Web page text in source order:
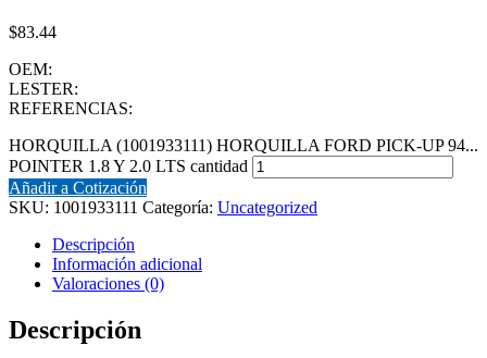
$83.44
OEM:
LESTER:
REFERENCIAS:
HORQUILLA (1001933111) HORQUILLA FORD PICK-UP 94...
POINTER 1.8 Y 2.0 LTS cantidad
Añadir a Cotización
SKU: 1001933111 Categoría: Uncategorized
Descripción
Información adicional
Valoraciones (0)
Descripción